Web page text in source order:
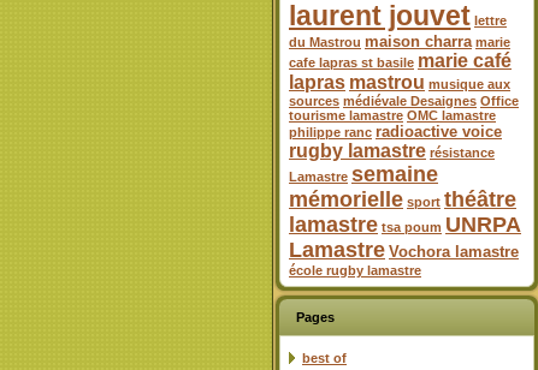
laurent jouvet lettre
du Mastrou maison charra marie
cafe lapras st basile marie café
lapras mastrou musique aux
sources médiévale Desaignes Office
tourisme lamastre OMC lamastre
philippe ranc radioactive voice
rugby lamastre résistance
Lamastre semaine
mémorielle sport théâtre
lamastre tsa poum UNRPA
Lamastre Vochora lamastre
école rugby lamastre
Pages
best of